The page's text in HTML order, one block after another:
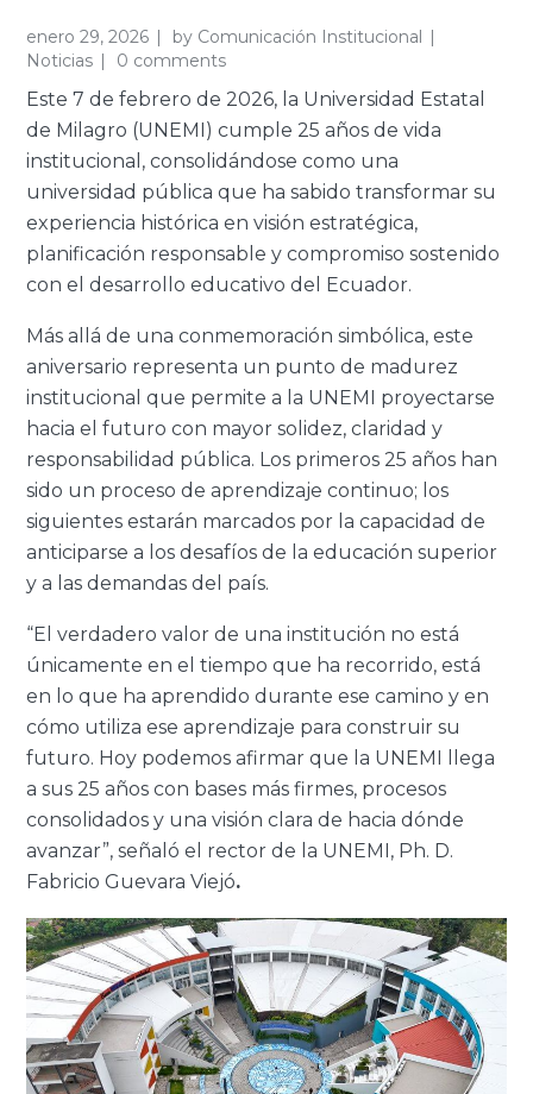
enero 29, 2026 by Comunicación Institucional
Noticias
0 comments
Este 7 de febrero de 2026, la Universidad Estatal
de Milagro (UNEMI) cumple 25 años de vida
institucional, consolidándose como una
universidad pública que ha sabido transformar su
experiencia histórica en visión estratégica,
planificación responsable y compromiso sostenido
con el desarrollo educativo del Ecuador.
Más allá de una conmemoración simbólica, este
aniversario representa un punto de madurez
institucional que permite a la UNEMI proyectarse
hacia el futuro con mayor solidez, claridad y
responsabilidad pública. Los primeros 25 años han
sido un proceso de aprendizaje continuo; los
siguientes estarán marcados por la capacidad de
anticiparse a los desafíos de la educación superior
y a las demandas del país.
“El verdadero valor de una institución no está
únicamente en el tiempo que ha recorrido, está
en lo que ha aprendido durante ese camino y en
cómo utiliza ese aprendizaje para construir su
futuro. Hoy podemos afirmar que la UNEMI llega
a sus 25 años con bases más firmes, procesos
consolidados y una visión clara de hacia dónde
avanzar”, señaló el rector de la UNEMI, Ph. D.
Fabricio Guevara Viejó.